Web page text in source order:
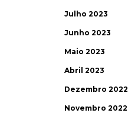
Julho 2023
Junho 2023
Maio 2023
Abril 2023
Dezembro 2022
Novembro 2022